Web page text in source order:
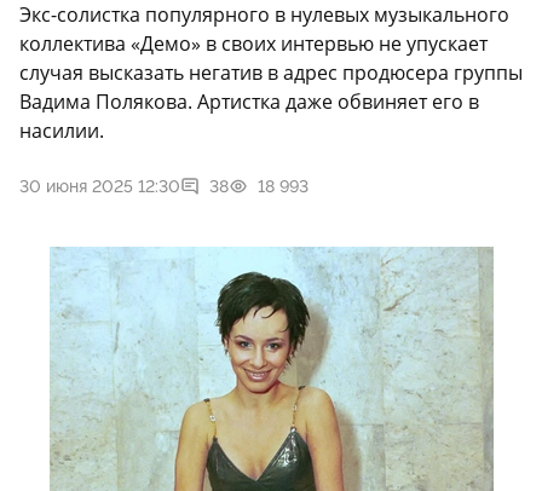
Экс-солистка популярного в нулевых музыкального
коллектива «Демо» в своих интервью не упускает
случая высказать негатив в адрес продюсера группы
Вадима Полякова. Артистка даже обвиняет его в
насилии.
30 июня 2025 12:30 38 18 993